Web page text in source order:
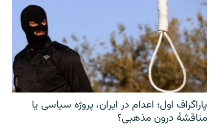
پاراگراف اول؛ اعدام در ایران، پروژه سیاسی یا
مناقشهٔ درون مذهبی؟